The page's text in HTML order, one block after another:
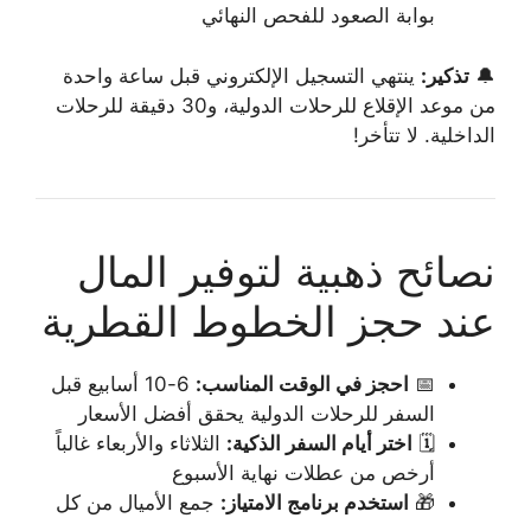
بوابة الصعود للفحص النهائي
🔔 تذكير: ينتهي التسجيل الإلكتروني قبل ساعة واحدة
من موعد الإقلاع للرحلات الدولية، و30 دقيقة للرحلات
الداخلية. لا تتأخر!
نصائح ذهبية لتوفير المال
عند حجز الخطوط القطرية
📅 احجز في الوقت المناسب:
6-10 أسابيع قبل
السفر للرحلات الدولية يحقق أفضل الأسعار
🗓️ اختر أيام السفر الذكية: الثلاثاء والأربعاء غالباً
أرخص من عطلات نهاية الأسبوع
🎁 استخدم برنامج الامتياز: جمع الأميال من كل